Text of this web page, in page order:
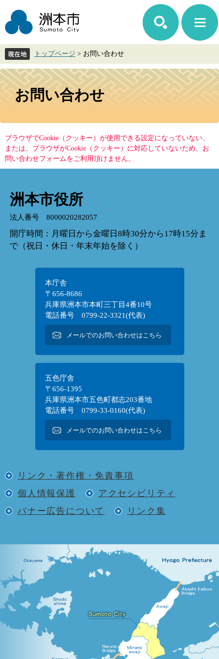
ジ
先
で
す。
ュ
を
ば
し
て
トップページ > お問い合わせ
本
文
お問い合わせ
ブラウザでCookie（クッキー）が使用できる設定になっていない、
または、ブラウザがCookie（クッキー）に対応していないため、お
問い合わせフォームをご利用頂けません。
洲本市役所
法人番号 8000020282057
開庁時間：月曜日から金曜日8時30分から17時15分ま
で（祝日・休日・年末年始を除く）
本庁舎
〒656-8686
兵庫県洲本市本町三丁目4番10号
電話番号 0799-22-3321(代表)
メールでのお問い合わせはこちら
五色庁舎
〒656-1395
兵庫県洲本市五色町都志203番地
電話番号 0799-33-0160(代表)
メールでのお問い合わせはこちら
リンク・著作権・免責事項
個人情報保護
アクセシビリティ
バナー広告について
リンク集